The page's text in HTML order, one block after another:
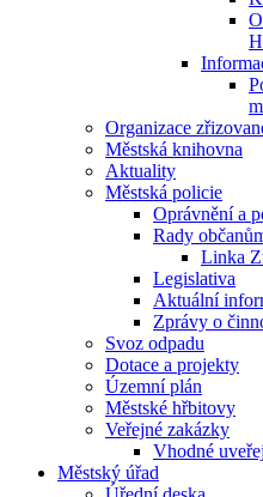
Organizace
Městská knihovna
Aktuality
Městská policie
Oprávnění a
Rady
Linka
Legislativa
Aktuální
Zprávy o
Svoz odpadu
Dotace a projekty
Územní plán
Městské hřbitovy
Veřejné zakázky
Vhodné
Městský úřad